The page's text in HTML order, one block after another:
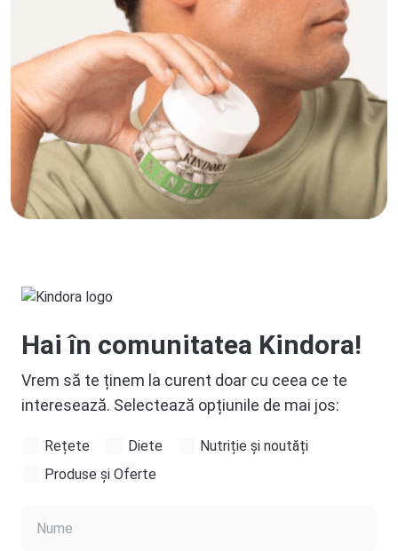
Hai în comunitatea Kindora!
Vrem să te ținem la curent doar cu ceea ce te
interesează. Selectează opțiunile de mai jos:
Rețete Diete
Nutriție și noutăți
Produse și Oferte